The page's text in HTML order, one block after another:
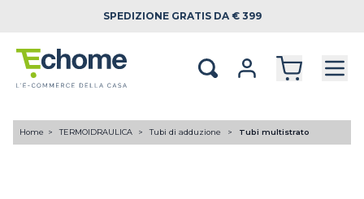
SPEDIZIONE GRATIS DA € 399
Home TERMOIDRAULICA Tubi di adduzione Tubi multistrato